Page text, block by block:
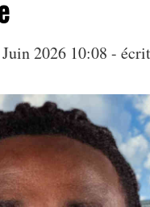
2026 10:08 -